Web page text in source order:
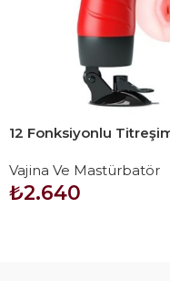
12 Fonksiyonlu
Vajina Ve Mastürbatör
₺2.640